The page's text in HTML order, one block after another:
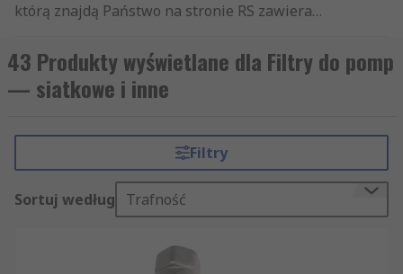
którą znajdą Państwo na stronie RS zawiera
kanalizacyjna , podzielonego na takie sekcje, jak:
Izolacje rur i zbiorników, Filtry wody i Wkłady i
filtry do pomp procesowych. Posiadamy
kategorii Wkłady i filtry do pomp procesowych,
jaki dostępny jest na rynku. Oferujemy również
tysiące innych uznanych produktów z sekcji
Ogrzewanie centralne i pompy procesowe.
świecie, gwarantując nie tylko wysoką jakość
towaru, ale także profesjonalną obsługę klienta.
43 Produkty wyświetlane dla Filtry do pomp
— siatkowe i inne
Filtry
Sortuj według Trafność